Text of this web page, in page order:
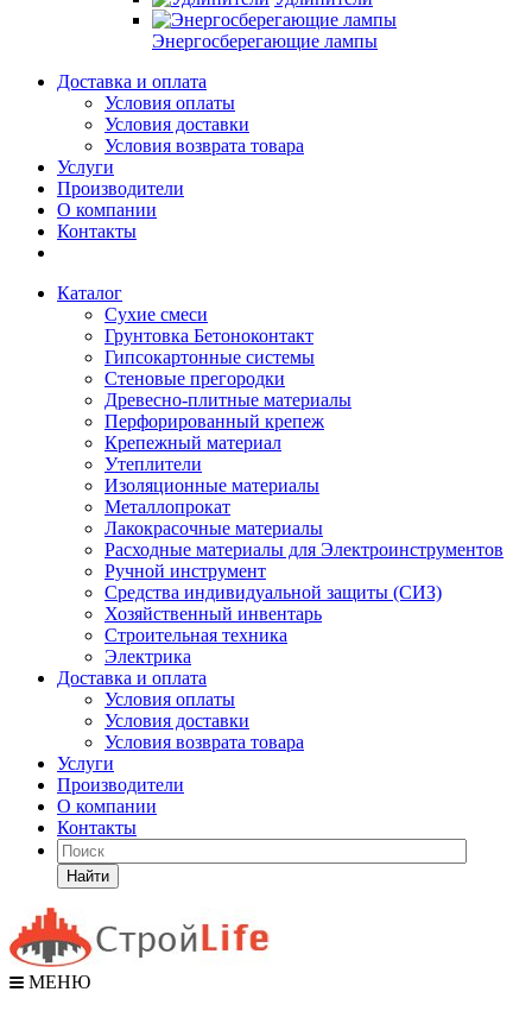
Энергосберегающие лампы
Доставка и оплата
Условия оплаты
Условия доставки
Условия возврата товара
Услуги
Производители
О компании
Контакты
Каталог
Сухие смеси
Грунтовка Бетоноконтакт
Гипсокартонные системы
Стеновые прегородки
Древесно-плитные материалы
Перфорированный крепеж
Крепежный материал
Утеплители
Изоляционные материалы
Металлопрокат
Лакокрасочные материалы
Расходные материалы для Электроинструментов
Ручной инструмент
Средства индивидуальной защиты (СИЗ)
Хозяйственный инвентарь
Строительная техника
Электрика
Доставка и оплата
Условия оплаты
Условия доставки
Условия возврата товара
Услуги
Производители
О компании
Контакты
Найти
МЕНЮ